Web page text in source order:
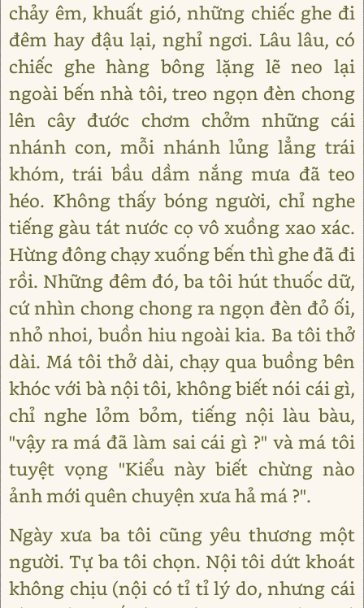
chảy êm, khuất gió, những chiếc ghe đi
đêm hay đậu lại, nghỉ ngơi. Lâu lâu, có
chiếc ghe hàng bông lặng lẽ neo lại
ngoài bến nhà tôi, treo ngọn đèn chong
lên cây đước chơm chởm những cái
nhánh con, mỗi nhánh lủng lẳng trái
khóm, trái bầu dầm nắng mưa đã teo
héo. Không thấy bóng người, chỉ nghe
tiếng gàu tát nước cọ vô xuồng xao xác.
Hừng đông chạy xuống bến thì ghe đã đi
rồi. Những đêm đó, ba tôi hút thuốc dữ,
cứ nhìn chong chong ra ngọn đèn đỏ ối,
nhỏ nhoi, buồn hiu ngoài kia. Ba tôi thở
dài. Má tôi thở dài, chạy qua buồng bên
khóc với bà nội tôi, không biết nói cái gì,
chỉ nghe lỏm bỏm, tiếng nội làu bàu,
"vậy ra má đã làm sai cái gì ?" và má tôi
tuyệt vọng "Kiểu này biết chừng nào
ảnh mới quên chuyện xưa hả má ?".
Ngày xưa ba tôi cũng yêu thương một
người. Tự ba tôi chọn. Nội tôi dứt khoát
không chịu (nội có tỉ tỉ lý do, nhưng cái